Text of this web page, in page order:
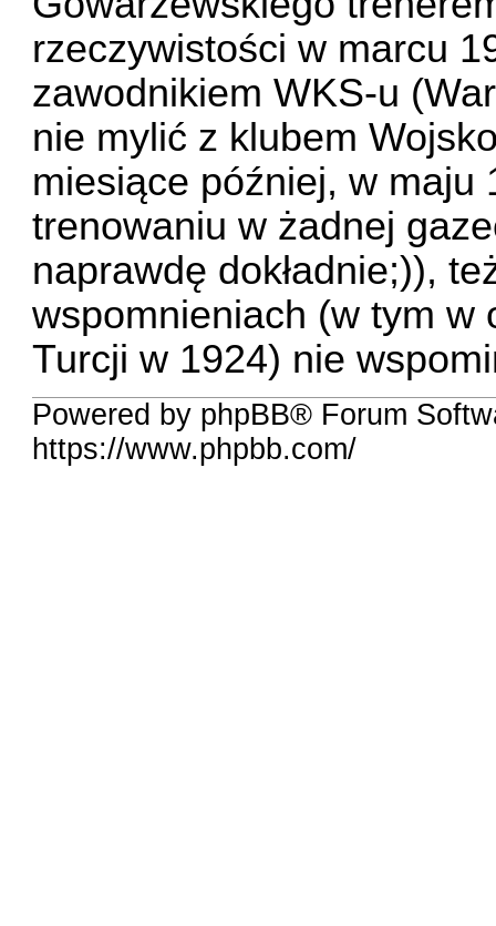
rzeczywistości w marcu
zawodnikiem WKS-u
nie mylić z klubem
miesiące później, w maju
trenowaniu w żadnej
naprawdę dokładnie;)),
wspomnieniach (w tym w
Turcji w 1924) nie
Powered by phpBB® Forum
https://www.phpbb.com/